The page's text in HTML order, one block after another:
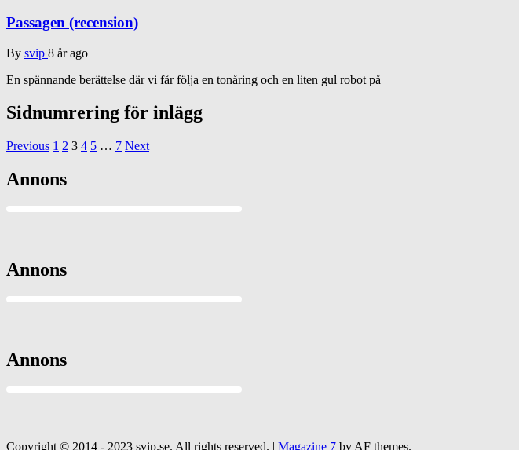
Passagen (recension)
By svip 8 år ago
En spännande berättelse där vi får följa en tonåring och en liten gul robot på
Sidnumrering för inlägg
Previous 1 2 3 4 5 … 7 Next
Annons
Annons
Annons
Copyright © 2014 - 2023 svip.se. All rights reserved. | Magazine 7 by AF themes.